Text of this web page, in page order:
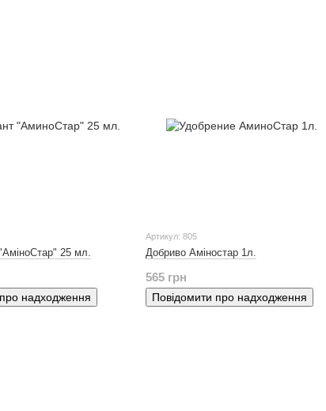
25 мл.
надходження
Артикул: 805
Добриво Аміностар 1л.
565 грн
Повідомити про надходження